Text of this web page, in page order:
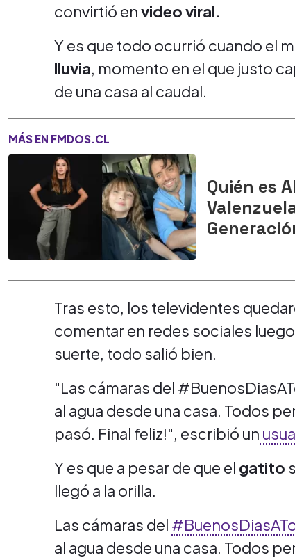
convirtió envideo viral.
Y es que todo ocurrió cuando el
lluvia, momento en el que justo
de una casa al caudal.
MÁS EN FMDOS.CL
Quién es
Tras esto, los televidentes
comentar en redes sociales
suerte, todo salió bien.
"Las cámaras del
al agua desde una casa. Todos
pasó. Final feliz!", escribió un
Y es que a pesar de que el gatito
llegó a la orilla.
Las cámaras del
al agua desde una casa. Todos